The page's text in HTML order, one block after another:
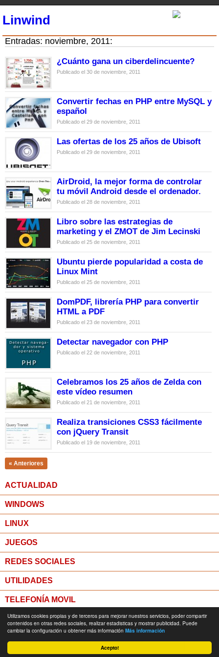
Acepto!
Utilizamos cookies propias y de terceros para mejorar nuestros servicios, poder compartir
contenidos en otras redes sociales, realizar estadisticas y mostrar publicidad. Puede
cambiar la configuración u obtener más información Más información
Linwind
Entradas: noviembre, 2011:
¿Cuánto gana un ciberdelincuente?
Publicado el 30 de noviembre, 2011
Convertir fechas en PHP entre MySQL y
español
Publicado el 29 de noviembre, 2011
Las ofertas de los 25 años de Ubisoft
Publicado el 29 de noviembre, 2011
AirDroid, la mejor forma de controlar
tu móvil Android desde el ordenador.
Publicado el 28 de noviembre, 2011
Libro sobre las estrategias de
marketing y el ZMOT de Jim Lecinski
Publicado el 25 de noviembre, 2011
Ubuntu pierde popularidad a costa de
Linux Mint
Publicado el 25 de noviembre, 2011
DomPDF, librería PHP para convertir
HTML a PDF
Publicado el 23 de noviembre, 2011
Detectar navegador con PHP
Publicado el 22 de noviembre, 2011
Celebramos los 25 años de Zelda con
este vídeo resumen
Publicado el 21 de noviembre, 2011
Realiza transiciones CSS3 fácilmente
con jQuery Transit
Publicado el 19 de noviembre, 2011
« Anteriores
ACTUALIDAD
WINDOWS
LINUX
JUEGOS
REDES SOCIALES
UTILIDADES
TELEFONÍA MOVIL
MICROPOST
© Todos los derechos reservados -Política de Privacidad